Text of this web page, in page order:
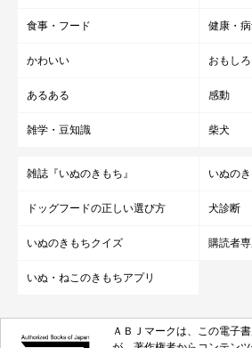
食事・フード 健康・
かわいい おもしろ
あるある 感動
雑学・豆知識 柴犬
雑誌『いぬのきもち』 いぬの
ドッグフードの正しい選び方 犬診断
いぬのきもちクイズ 購読者
いぬ・ねこのきもちアプリ
ＡＢＪマークは、この電子